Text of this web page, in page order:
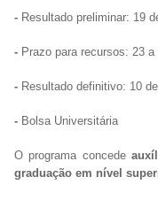
- Resultado preliminar: 19
- Prazo para recursos: 23 a
- Resultado definitivo: 10
- Bolsa Universitária
O programa concede
graduação em nível